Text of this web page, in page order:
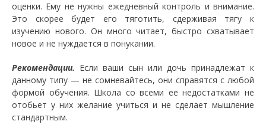
оценки. Ему не нужны ежедневный контроль и внимание.
Это скорее будет его тяготить, сдерживая тягу к
изучению нового. Он много читает, быстро схватывает
новое и не нуждается в понукании.
Рекомендации. Если ваши сын или дочь принадлежат к
данному типу — не сомневайтесь, они справятся с любой
формой обучения. Школа со всеми ее недостатками не
отобьет у них желание учиться и не сделает мышление
стандартным.